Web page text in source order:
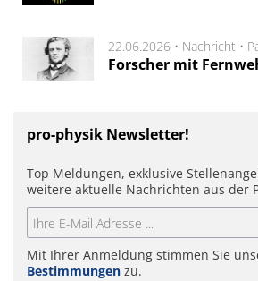
22.06.2026 • Nachricht •
Forscher mit
pro-physik Newsletter!
Top Meldungen, exklusive
weitere aktuelle Nachrichten aus der
Mit Ihrer Anmeldung stimmen Sie
Bestimmungen zu.